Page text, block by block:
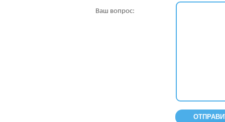
Ваш вопрос: